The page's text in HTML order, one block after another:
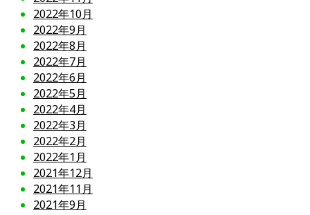
2022年10月
2022年9月
2022年8月
2022年7月
2022年6月
2022年5月
2022年4月
2022年3月
2022年2月
2022年1月
2021年12月
2021年11月
2021年9月